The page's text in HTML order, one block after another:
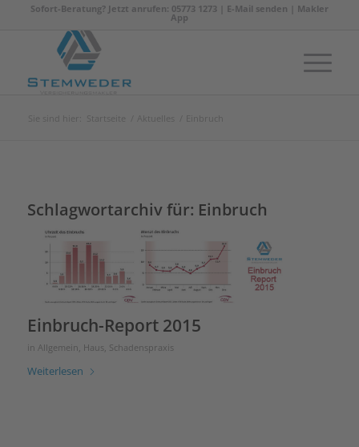
Sofort-Beratung? Jetzt anrufen: 05773 1273 | E-Mail senden Makler
App
Sie sind hier: Startseite Aktuelles Einbruch
Schlagwortarchiv für: Einbruch
Einbruch-Report 2015
in Allgemein, Haus, Schadenspraxis
Weiterlesen